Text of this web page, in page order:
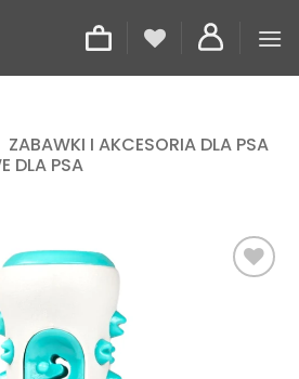
ZABAWKI I AKCESORIA DLA PSA
DLA PSA